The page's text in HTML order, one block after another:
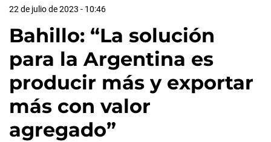
22 de julio de 2023 - 10:46
Bahillo: “La solución
para la Argentina es
producir más y exportar
más con valor
agregado”